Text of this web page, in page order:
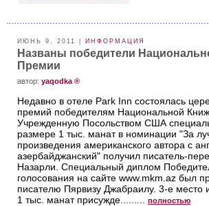
ИЮНЬ 9, 2011 | ИНФОРМАЦИЯ
Названы победители
Премии
aвтор: yaqodka ®
Недавно в отеле Park Inn состоялась
премий победителям Национальной
Учрежденную Посольством США
размере 1 тыс. манат в номинации "За
произведения американского автора с
азербайджанский" получил писатель-
Назарли. Специальный диплом
голосования на сайте www.mkm.az был
писателю Пярвизу Джабраилу. 3-е место
1 тыс. манат присужде.........
полностью